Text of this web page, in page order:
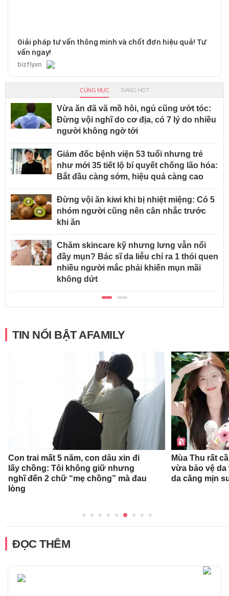
Giải pháp tư vấn thông minh và chốt đơn hiệu quả! Tư
vấn ngay!
bizfly.vn
CÙNG MỤC ĐANG HOT
Vừa ăn đã vã mồ hôi, ngủ cũng ướt tóc:
Đừng vội nghĩ do cơ địa, có 7 lý do nhiều
người không ngờ tới
Giám đốc bệnh viện 53 tuổi nhưng trẻ
như mới 35 tiết lộ bí quyết chống lão hóa:
Bắt đầu càng sớm, hiệu quả càng cao
Đừng vội ăn kiwi khi bị nhiệt miệng: Có 5
nhóm người cũng nên cân nhắc trước
khi ăn
Chăm skincare kỹ nhưng lưng vẫn nổi
đầy mụn? Bác sĩ da liễu chỉ ra 1 thói quen
nhiều người mắc phải khiến mụn mãi
không dứt
TIN NỔI BẬT AFAMILY
Con trai mất 5 năm, con dâu xin đi
lấy chồng: Tôi không giữ nhưng
nghĩ đến 2 chữ “mẹ chồng” mà đau
lòng
Mùa Thu rất
vừa bảo vệ
da căng mịn
ĐỌC THÊM